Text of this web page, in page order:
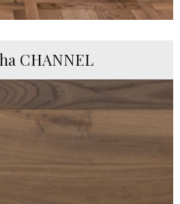
CHANNEL